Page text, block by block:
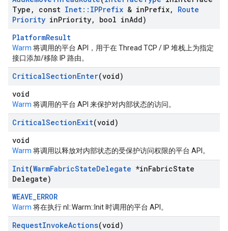
Type , const Inet:: IPPrefix & inPrefix,
Route
Priority inPriority, bool inAdd)
PlatformResult
Warm 将调用的平台 API，用于在 Thread TCP / IP 堆栈上为指定
接口添加/移除 IP 路由。
CriticalSectionEnter(void)
void
Warm 将调用的平台 API 来保护对内部状态的访问。
CriticalSectionExit(void)
void
Warm 将调用以释放对内部状态的受保护访问权限的平台 API。
Init(WarmFabricStateDelegate *inFabricState
Delegate)
WEAVE_ERROR
Warm 将在执行 nl::Warm::Init 时调用的平台 API。
RequestInvokeActions(void)